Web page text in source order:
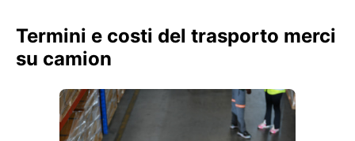
Termini e costi del trasporto merci
su camion